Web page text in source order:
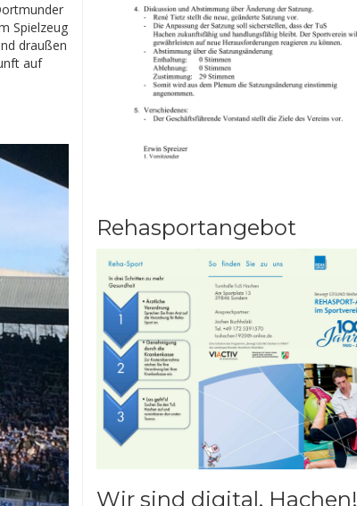
Spielzeug
draußen
auf
Rehasportangebot
Wir sind digital. Hachen!